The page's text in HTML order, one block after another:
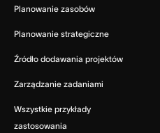
Planowanie zasobów
Planowanie strategiczne
Źródło dodawania projektów
Zarządzanie zadaniami
Wszystkie przykłady
zastosowania